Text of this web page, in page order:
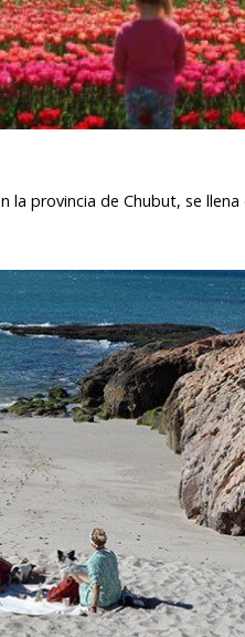
la provincia de Chubut, se llena